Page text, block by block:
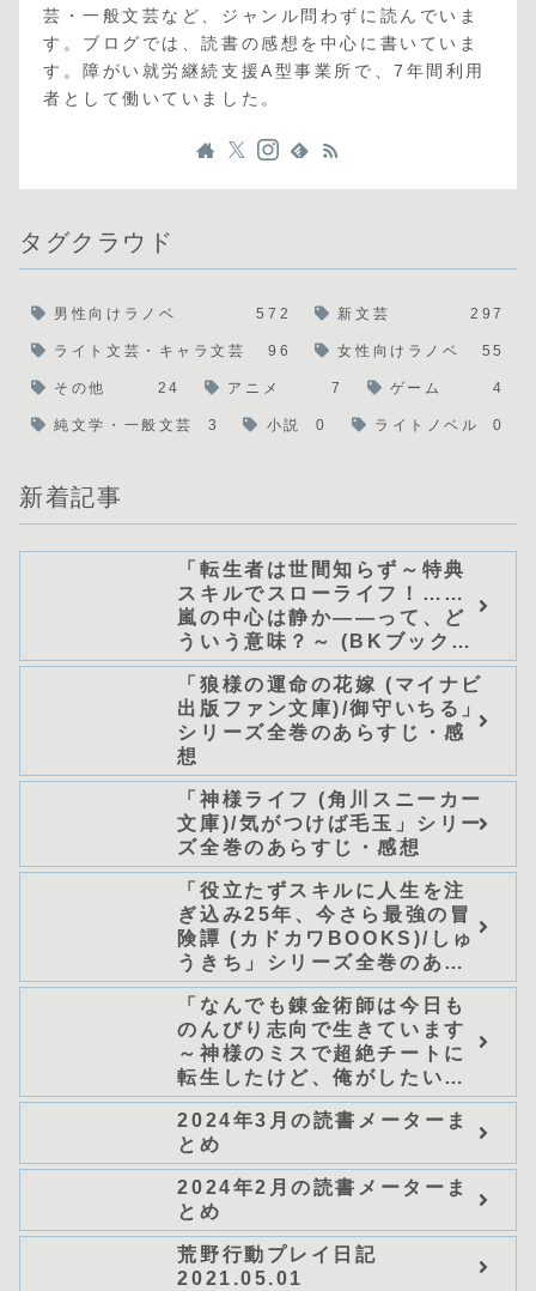
芸・一般文芸など、ジャンル問わずに読んでいま
す。ブログでは、読書の感想を中心に書いていま
す。障がい就労継続支援A型事業所で、7年間利用
者として働いていました。
タグクラウド
男性向けラノベ 572 新文芸 297
ライト文芸・キャラ文芸 96 女性向けラノベ 55
その他 24 アニメ 7 ゲーム 4
純文学・一般文芸 3 小説 0 ライトノベル 0
新着記事
「転生者は世間知らず～特典
スキルでスローライフ！……
嵐の中心は静か――って、ど
ういう意味？～ (BKブック
ス)/唖鳴蝉」シリーズ全巻のあ
らすじ・感想
「狼様の運命の花嫁 (マイナビ
出版ファン文庫)/御守いちる」
シリーズ全巻のあらすじ・感
想
「神様ライフ (角川スニーカー
文庫)/気がつけば毛玉」シリー
ズ全巻のあらすじ・感想
「役立たずスキルに人生を注
ぎ込み25年、今さら最強の冒
険譚 (カドカワBOOKS)/しゅ
うきち」シリーズ全巻のあら
すじ・感想
「なんでも錬金術師は今日も
のんびり志向で生きています
～神様のミスで超絶チートに
転生したけど、俺がしたいの
は冒険じゃなくてホワイト商
会の立上げです～（グラスト
ノベルス） (グラスト
NOVELS)/可換環」シリーズ
全巻のあらすじ・感想
2024年3月の読書メーターま
とめ
2024年2月の読書メーターま
とめ
荒野行動プレイ日記
2021.05.01